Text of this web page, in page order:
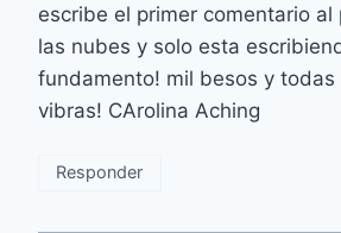
escribe el primer comentario al
las nubes y solo esta
fundamento! mil besos y todas
vibras! CArolina Aching
Responder